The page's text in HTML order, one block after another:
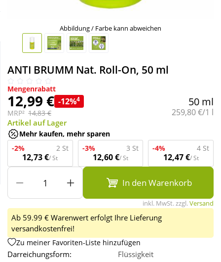
Täglich gut versorgt
Nahrungsergänzung
Sanitätshaus
Sport & Fitness
Tierbedarf
Abbildung / Farbe kann abweichen
ANTI BRUMM Nat. Roll-On, 50 ml
Mengenrabatt
12,99 € -12%4
MRP² 14,83 €
50 ml
Grundpreis:
259,80 €/1 l
Artikel auf Lager
Mehr kaufen, mehr sparen
-2%
2 St
12,73 €/ St
-3% 3 St
12,60 €/ St
-4% 4 St
12,47 €/ St
In den Warenkorb
inkl. MwSt. zzgl.Versand
Ab 59.99 € Warenwert erfolgt Ihre Lieferung
versandkostenfrei!
Zu meiner Favoriten-Liste hinzufügen
Darreichungsform:
Flüssigkeit